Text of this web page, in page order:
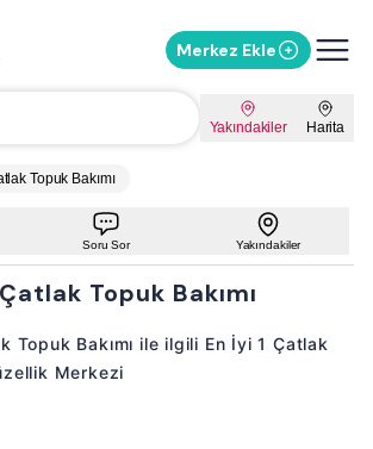
Merkez Ekle
Yakındakiler Harita
Topuk Bakımı
Soru Sor Yakındakiler
Topuk Bakımı
Topuk Bakımı ile ilgili En İyi 1 Çatlak
Merkezi